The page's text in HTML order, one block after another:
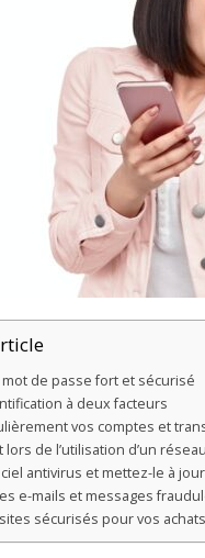
mot de passe fort et sécurisé
à deux facteurs
vos comptes et
de l’utilisation d’un
antivirus et mettez-le à
e-mails et messages
sécurisés pour vos